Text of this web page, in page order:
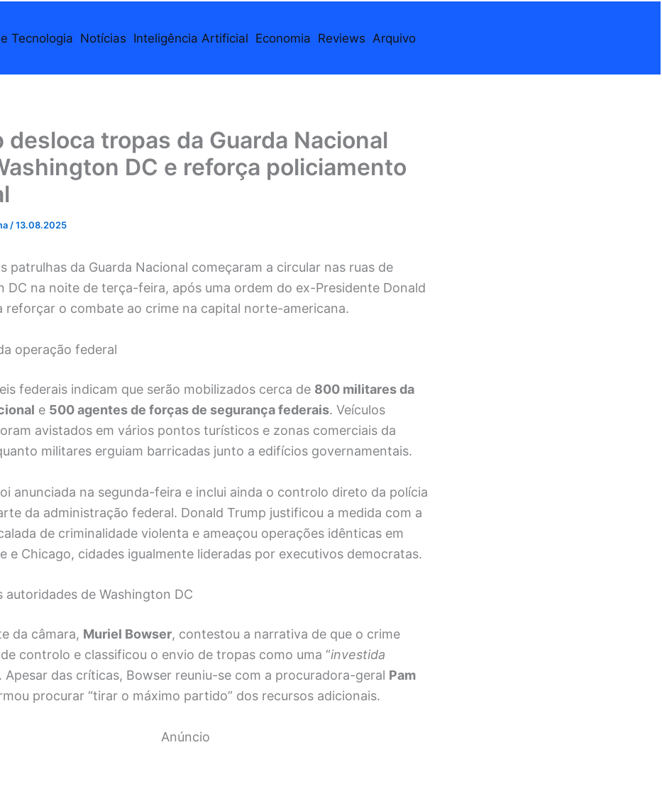
Tecnologia Notícias Inteligência Artificial Economia Reviews Arquivo
desloca tropas da Guarda Nacional
DC e reforça policiamento
/13.08.2025
patrulhas da Guarda Nacional começaram a circular nas ruas de
DC na noite de terça-feira, após uma ordem do ex-Presidente Donald
reforçar o combate ao crime na capital norte-americana.
operação federal
federais indicam que serão mobilizados cerca de 800 militares da
e 500 agentes de forças de segurança federais. Veículos
avistados em vários pontos turísticos e zonas comerciais da
militares erguiam barricadas junto a edifícios governamentais.
anunciada na segunda-feira e inclui ainda o controlo direto da polícia
da administração federal. Donald Trump justificou a medida com a
de criminalidade violenta e ameaçou operações idênticas em
e Chicago, cidades igualmente lideradas por executivos democratas.
autoridades de Washington DC
da câmara, Muriel Bowser, contestou a narrativa de que o crime
controlo e classificou o envio de tropas como uma “investida
Apesar das críticas, Bowser reuniu-se com a procuradora-geral Pam
procurar “tirar o máximo partido” dos recursos adicionais.
Anúncio